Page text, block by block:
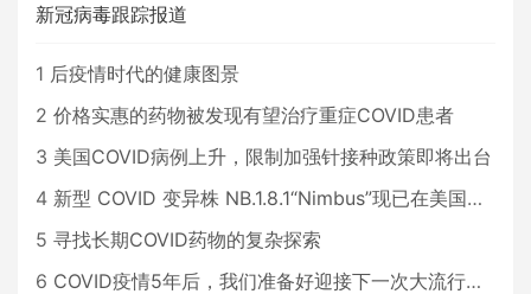
新冠病毒跟踪报道
1 后疫情时代的健康图景
2 价格实惠的药物被发现有望治疗重症COVID患者
3 美国COVID病例上升，限制加强针接种政策即将出台
4 新型 COVID 变异株 NB.1.8.1“Nimbus”现已在美国占据主导地位
5 寻找长期COVID药物的复杂探索
6 COVID疫情5年后，我们准备好迎接下一次大流行了吗？